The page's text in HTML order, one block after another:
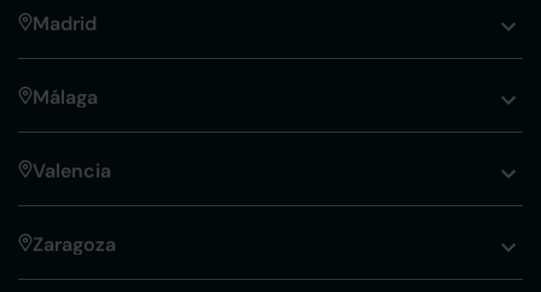
Madrid
Málaga
Valencia
Zaragoza